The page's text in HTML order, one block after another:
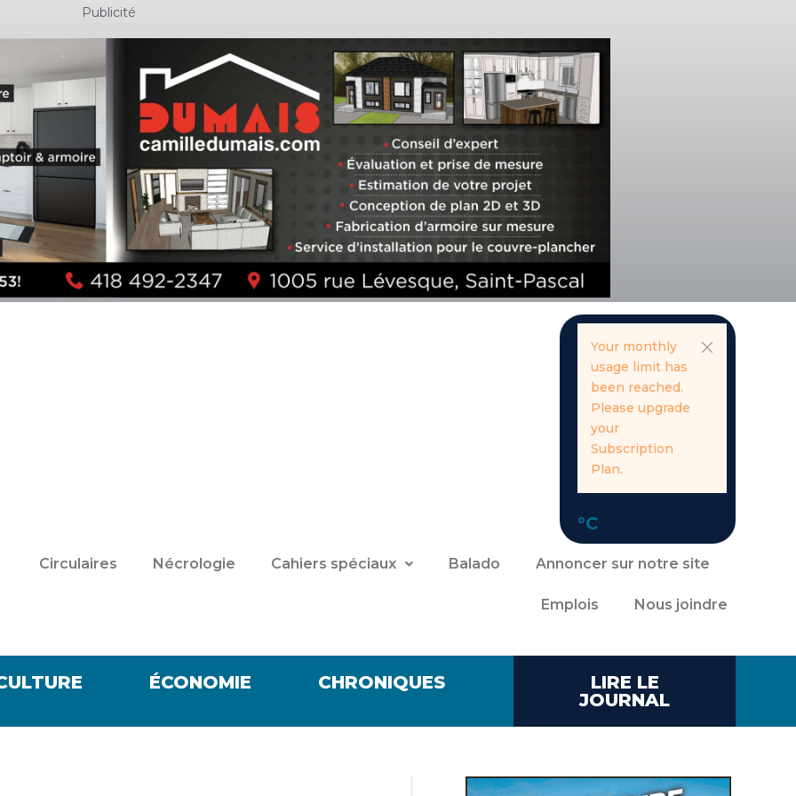
Publicité
Your monthly
usage limit has
been reached.
Please upgrade
your
Subscription
Plan.
°C
Circulaires Nécrologie Cahiers spéciaux Balado Annoncer sur notre site
Emplois Nous joindre
ÉCONOMIE
CHRONIQUES
LIRE LE
JOURNAL